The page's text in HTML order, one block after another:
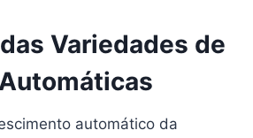
Variedades de